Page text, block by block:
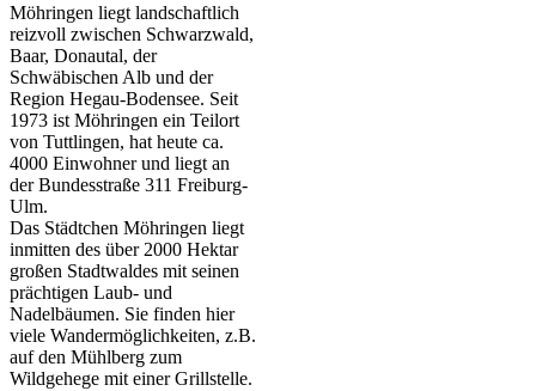
Möhringen liegt landschaftlich
reizvoll zwischen Schwarzwald,
Baar, Donautal, der
Schwäbischen Alb und der
Region Hegau-Bodensee. Seit
1973 ist Möhringen ein Teilort
von Tuttlingen, hat heute ca.
4000 Einwohner und liegt an
der Bundesstraße 311 Freiburg-
Ulm.
Das Städtchen Möhringen liegt
inmitten des über 2000 Hektar
großen Stadtwaldes mit seinen
prächtigen Laub- und
Nadelbäumen. Sie finden hier
viele Wandermöglichkeiten, z.B.
auf den Mühlberg zum
Wildgehege mit einer Grillstelle.